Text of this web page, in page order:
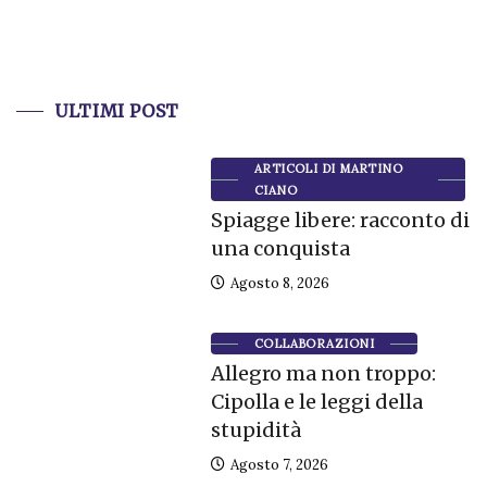
ULTIMI POST
ARTICOLI DI MARTINO
CIANO
Spiagge libere: racconto di
una conquista
Agosto 8, 2026
COLLABORAZIONI
Allegro ma non troppo:
Cipolla e le leggi della
stupidità
Agosto 7, 2026